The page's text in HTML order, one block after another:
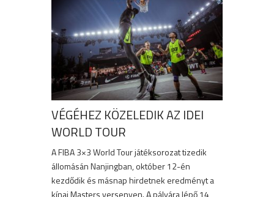
VÉGÉHEZ KÖZELEDIK AZ IDEI
WORLD TOUR
A FIBA 3×3 World Tour játéksorozat tizedik
állomásán Nanjingban, október 12-én
kezdődik és másnap hirdetnek eredményt a
kínai Masters versenyen. A pályára lépő 14